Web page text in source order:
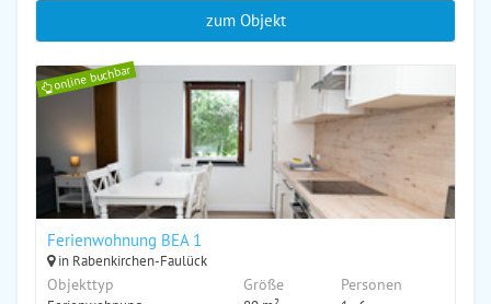
zum Objekt
online buchbar
Ferienwohnung BEA 1
in Rabenkirchen-Faulück
Objekttyp Größe Personen